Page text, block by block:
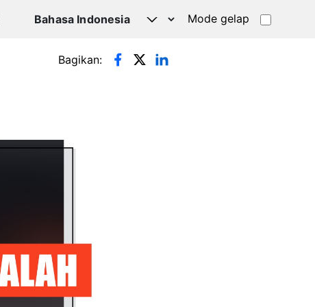
Mode gelap
Bagikan: